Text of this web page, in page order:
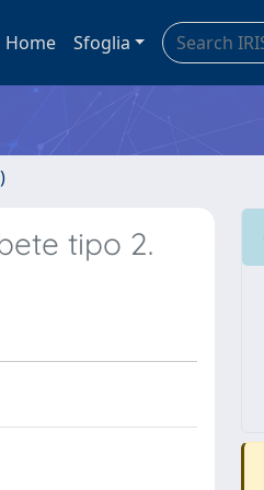
Home Sfoglia
tipo 2.